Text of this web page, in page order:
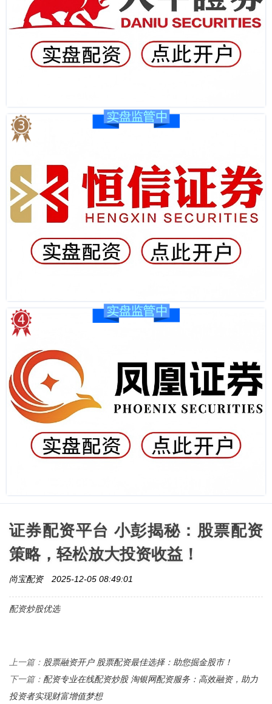
证券配资平台 小彭揭秘：股票配资
策略，轻松放大投资收益！
尚宝配资 2025-12-05 08:49:01
配资炒股优选
上一篇： 股票融资开户 股票配资最佳选择：助您掘金股市！
下一篇： 配资专业在线配资炒股 淘银网配资服务：高效融资，助力
投资者实现财富增值梦想